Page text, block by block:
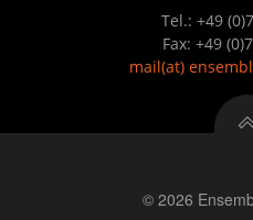
Tel.: +49
Fax: +49
mail(at)
© 2026